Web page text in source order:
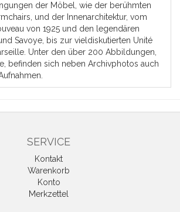
der Möbel, wie der berühmten
und der Innenarchitektur, vom
von 1925 und den legendären
Savoye, bis zur vieldiskutierten Unité
Unter den über 200 Abbildungen,
befinden sich neben Archivphotos auch
SERVICE
Kontakt
Warenkorb
Konto
Merkzettel